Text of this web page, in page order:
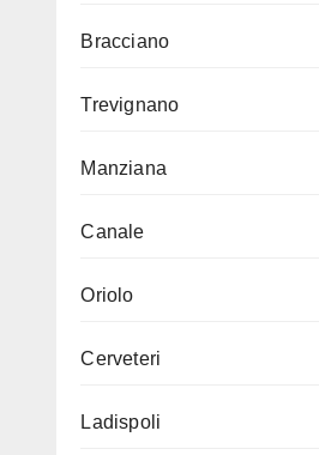
Bracciano
Trevignano
Manziana
Canale
Oriolo
Cerveteri
Ladispoli